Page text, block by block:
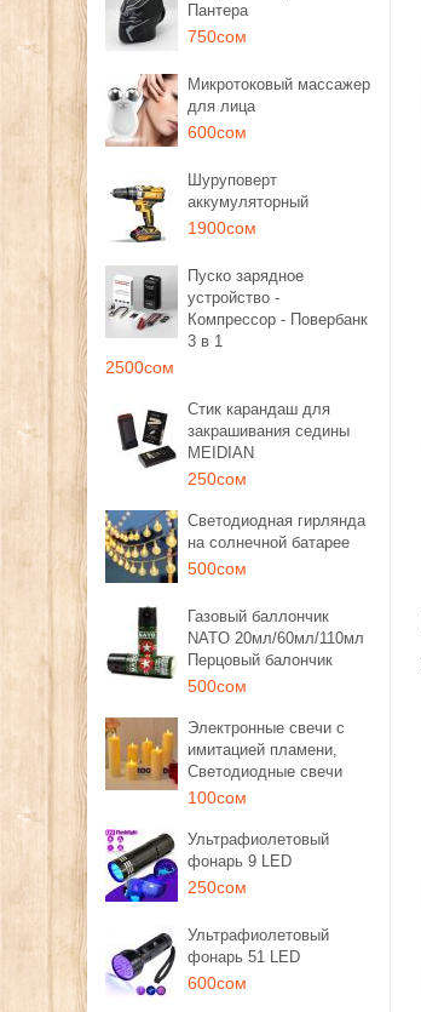
Пантера
750сом
Микротоковый массажер
для лица
600сом
Шуруповерт
аккумуляторный
1900сом
Пуско зарядное
устройство -
Компрессор - Повербанк
3 в 1
2500сом
Стик карандаш для
закрашивания седины
MEIDIAN
250сом
Светодиодная гирлянда
на солнечной батарее
500сом
Газовый баллончик
NATO 20мл/60мл/110мл
Перцовый балончик
500сом
Электронные свечи с
имитацией пламени,
Светодиодные свечи
100сом
Ультрафиолетовый
фонарь 9 LED
250сом
Ультрафиолетовый
фонарь 51 LED
600сом